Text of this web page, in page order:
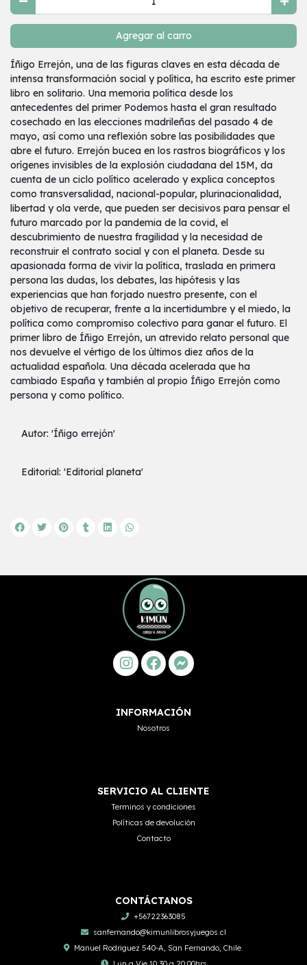
Agregar al carro
Íñigo Errejón, una de las figuras claves en esta década de
intensa transformación social y política, ha escrito este primer
libro en solitario. Una memoria política desde los
antecedentes del primer Podemos hasta el gran resultado
cosechado en las elecciones madrileñas del pasado 4 de
mayo, así como una reflexión sobre las posibilidades que
abre el futuro. Errejón bucea en los rastros biográficos y los
orígenes invisibles de la explosión ciudadana del 15M, da
cuenta de un ciclo político acelerado y explica conceptos
como transversalidad, nacional-popular, plurinacionalidad,
libertad y ola verde, que pueden ser decisivos para pensar el
futuro marcado por la pandemia de la covid, el
descubrimiento de nuestra fragilidad y la necesidad de
reconstruir el contrato social y con el planeta. Desde su
apasionada forma de vivir la política, traslada en primera
persona las dudas, los debates, las hipótesis y las
experiencias que han forjado nuestro presente, con el
objetivo de recuperar, frente a la incertidumbre y el miedo, la
política como compromiso colectivo para ganar el futuro. El
primer libro de Íñigo Errejón, un atrevido relato personal que
nos devuelve el vértigo de los últimos diez años de la
actualidad española. Una década acelerada que ha
cambiado España y también al propio Íñigo Errejón como
persona y como político.
Autor: 'Íñigo errejón'
Editorial: 'Editorial planeta'
INFORMACIÓN
Nosotros
SERVICIO AL CLIENTE
Terminos y condiciones
Políticas de devolución
Contacto
CONTÁCTANOS
+56722363085
sanfernando@kimunlibrosyjuegos.cl
Manuel Rodriguez 540-A, San Fernando, Chile.